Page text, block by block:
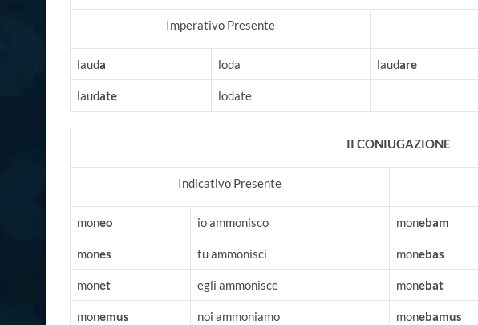
Imperativo Presente
lauda loda laudare
laudate lodate
II CONIUGAZIONE
Indicativo Presente
moneo io ammonisco monebam
mones tu ammonisci monebas
monet egli ammonisce monebat
monemus noi ammoniamo monebamus